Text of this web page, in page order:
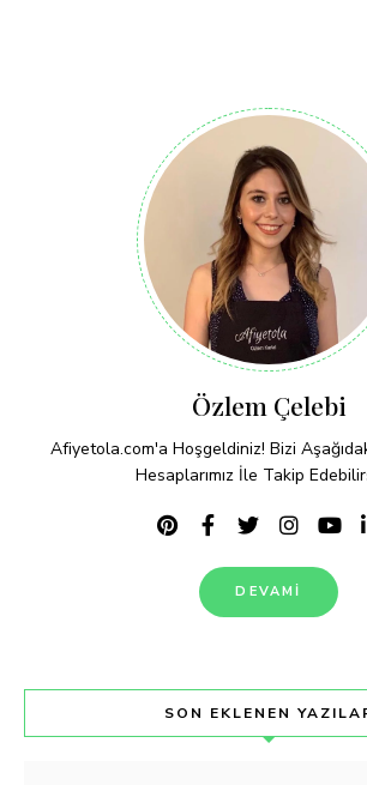
Özlem Çelebi
Afiyetola.com'a Hoşgeldiniz! Bizi
Hesaplarımız İle Takip
DEVAMI
SON EKLENEN